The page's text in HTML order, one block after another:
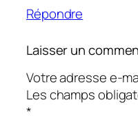
Répondre
Laisser un
Votre adresse e-
Les champs
*